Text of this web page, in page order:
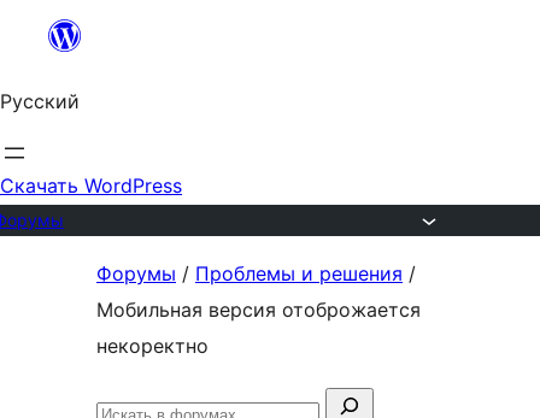
Перейти
содержимому
Русский
Скачать WordPress
содержимому
Форумы / Проблемы и решения /
Мобильная версия отоброжается
некоректно
Поиск: